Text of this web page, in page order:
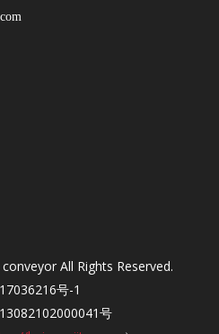
All Rights Reserved.
号-1
号